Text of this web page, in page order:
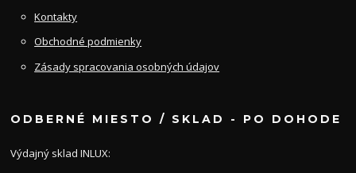
Kontakty
Obchodné podmienky
Zásady spracovania osobných údajov
ODBERNÉ MIESTO / SKLAD - PO DOHODE
Výdajný sklad INLUX: